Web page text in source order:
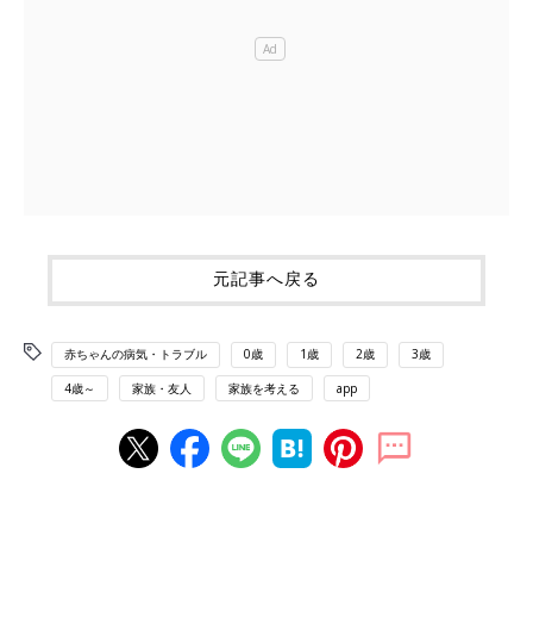
元記事へ戻る
赤ちゃんの病気・トラブル 0歳 1歳 2歳 3歳
4歳～ 家族・友人 家族を考える app